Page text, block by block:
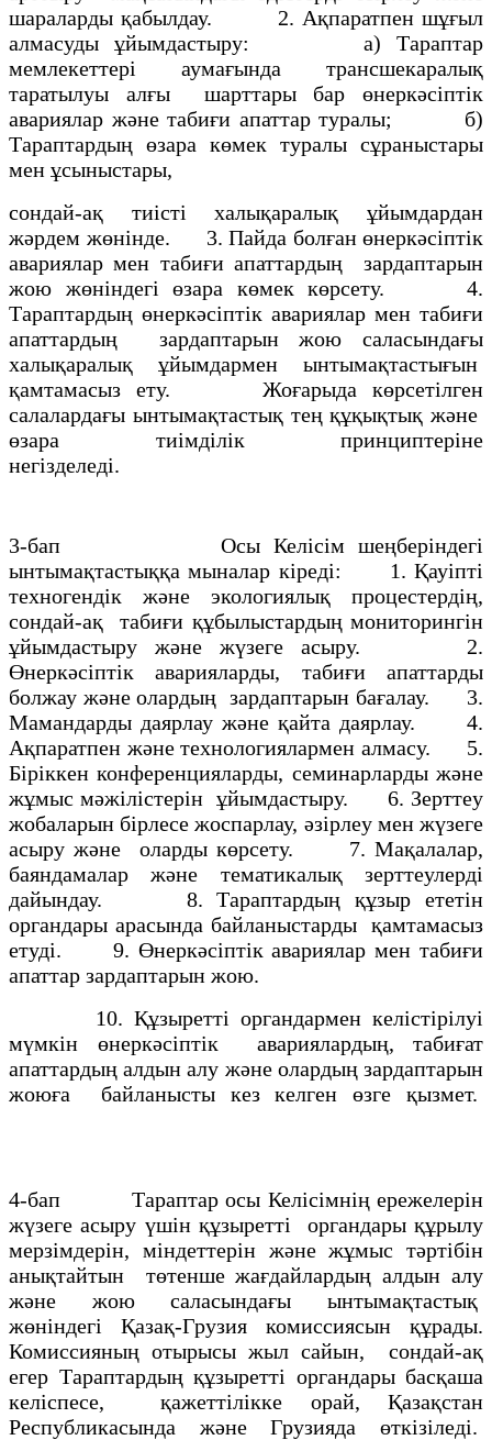
шараларды қабылдау. 2. Ақпаратпен шұғыл
алмасуды ұйымдастыру: а) Тараптар
мемлекеттері аумағында трансшекаралық
таратылуы алғы шарттары бар өнеркәсіптік
авариялар және табиғи апаттар туралы; б)
Тараптардың өзара көмек туралы сұраныстары
мен ұсыныстары,
сондай-ақ тиісті халықаралық ұйымдардан
жәрдем жөнінде. 3. Пайда болған өнеркәсіптік
авариялар мен табиғи апаттардың зардаптарын
жою жөніндегі өзара көмек көрсету. 4.
Тараптардың өнеркәсіптік авариялар мен табиғи
апаттардың зардаптарын жою саласындағы
халықаралық ұйымдармен ынтымақтастығын
қамтамасыз ету. Жоғарыда көрсетілген
салалардағы ынтымақтастық тең құқықтық және
өзара тиімділік принциптеріне
негізделеді.
3-бап Осы Келісім шеңберіндегі
ынтымақтастыққа мыналар кіреді: 1. Қауіпті
техногендік және экологиялық процестердің,
сондай-ақ табиғи құбылыстардың мониторингін
ұйымдастыру және жүзеге асыру. 2.
Өнеркәсіптік аварияларды, табиғи апаттарды
болжау және олардың зардаптарын бағалау. 3.
Мамандарды даярлау және қайта даярлау. 4.
Ақпаратпен және технологиялармен алмасу. 5.
Біріккен конференцияларды, семинарларды және
жұмыс мәжілістерін ұйымдастыру. 6. Зерттеу
жобаларын бірлесе жоспарлау, әзірлеу мен жүзеге
асыру және оларды көрсету. 7. Мақалалар,
баяндамалар және тематикалық зерттеулерді
дайындау. 8. Тараптардың құзыр ететін
органдары арасында байланыстарды қамтамасыз
етуді. 9. Өнеркәсіптік авариялар мен табиғи
апаттар зардаптарын жою.
10. Құзыретті органдармен келістірілуі
мүмкін өнеркәсіптік авариялардың, табиғат
апаттардың алдын алу және олардың зардаптарын
жоюға байланысты кез келген өзге қызмет.
4-бап Тараптар осы Келісімнің ережелерін
жүзеге асыру үшін құзыретті органдары құрылу
мерзімдерін, міндеттерін және жұмыс тәртібін
анықтайтын төтенше жағдайлардың алдын алу
және жою саласындағы ынтымақтастық
жөніндегі Қазақ-Грузия комиссиясын құрады.
Комиссияның отырысы жыл сайын, сондай-ақ
егер Тараптардың құзыретті органдары басқаша
келіспесе, қажеттілікке орай, Қазақстан
Республикасында және Грузияда өткізіледі.